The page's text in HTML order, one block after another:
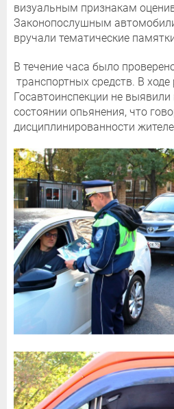
визуальным признакам
Законопослушным
вручали тематические
В течение часа было
транспортных средств. В ходе
Госавтоинспекции не выявили
состоянии опьянения, что
дисциплинированности